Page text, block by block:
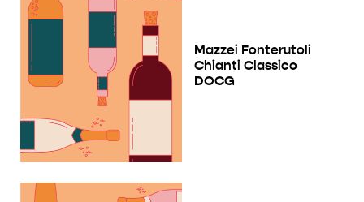
Mazzei Fonterutoli
Chianti Classico
DOCG